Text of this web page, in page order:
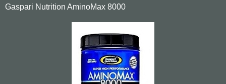
Gaspari Nutrition AminoMax 8000